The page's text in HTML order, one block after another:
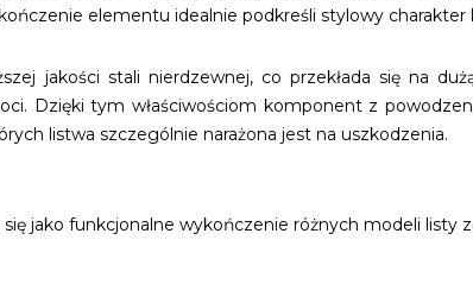
elementu idealnie podkreśli stylowy
jakości stali nierdzewnej, co przekłada się na
Dzięki tym właściwościom komponent z
listwa szczególnie narażona jest na uszkodzenia.
się jako funkcjonalne wykończenie różnych modeli